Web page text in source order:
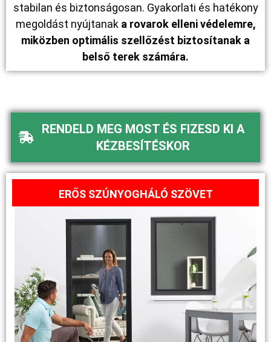
stabilan és biztonságosan. Gyakorlati és hatékony
megoldást nyújtanaka rovarok elleni védelemre,
miközben optimális szellőzést biztosítanak a
belső terek számára.
RENDELD MEG MOST ÉS FIZESD KI A
KÉZBESÍTÉSKOR
ERŐS SZÚNYOGHÁLÓ SZÖVET